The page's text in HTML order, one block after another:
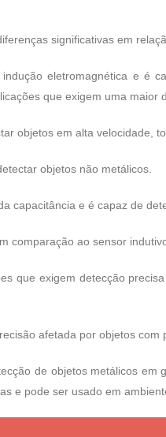
significativas em
eletromagnética e é
que exigem uma maior
objetos em alta velocidade,
objetos não metálicos.
capacitância e é capaz de
comparação ao sensor
que exigem detecção
afetada por objetos
de objetos metálicos
e pode ser usado em